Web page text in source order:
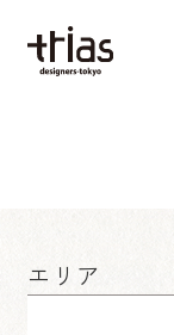
エリア